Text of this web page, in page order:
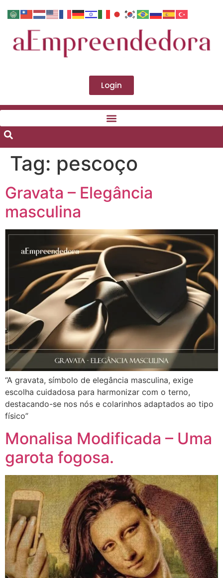
Login
Tag: pescoço
Gravata – Elegância
masculina
“A gravata, símbolo de elegância masculina, exige
escolha cuidadosa para harmonizar com o terno,
destacando-se nos nós e colarinhos adaptados ao tipo
físico”
Monalisa Modificada – Uma
garota fogosa.